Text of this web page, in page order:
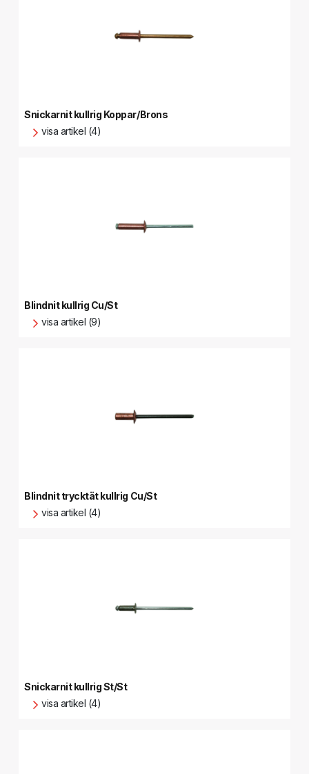
Snickarnit kullrig Koppar/Brons
visa artikel (4)
Blindnit kullrig Cu/St
visa artikel (9)
Blindnit trycktät kullrig Cu/St
visa artikel (4)
Snickarnit kullrig St/St
visa artikel (4)